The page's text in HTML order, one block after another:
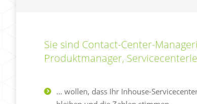
Sie sind Contact-Center-
Produktmanager,
… wollen, dass Ihr Inhouse-